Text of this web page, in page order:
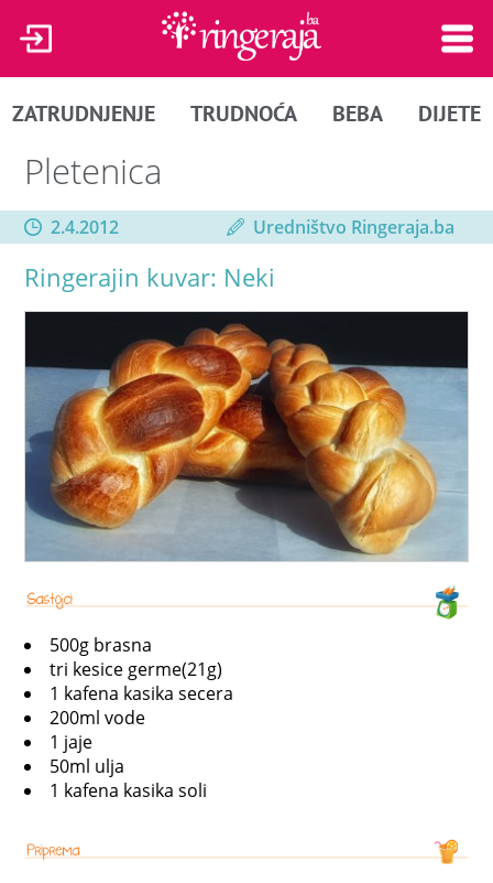
ZATRUDNJENJE TRUDNOĆA BEBA DIJETE
Pletenica
2.4.2012 Uredništvo Ringeraja.ba
Ringerajin kuvar: Neki
500g brasna
tri kesice germe(21g)
1 kafena kasika secera
200ml vode
1 jaje
50ml ulja
1 kafena kasika soli